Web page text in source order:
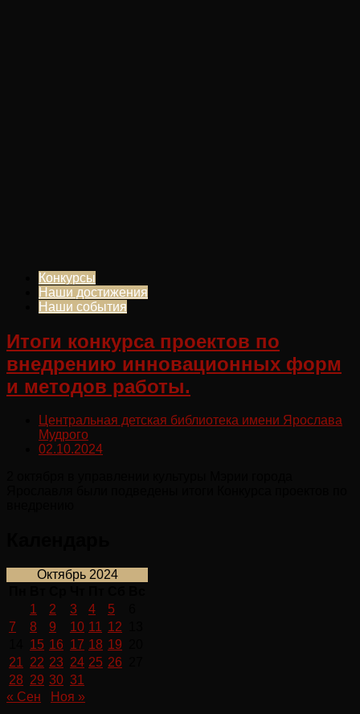
Конкурсы
Наши достижения
Наши события
Итоги конкурса проектов по
внедрению инновационных форм
и методов работы.
Центральная детская библиотека имени Ярослава
Мудрого
02.10.2024
Октябрь 2024
1
2 3 4 5
7
8 9 10 11 12
15 16 17 18 19
21 22 23 24 25 26
28 29 30 31
« Сен
Ноя »